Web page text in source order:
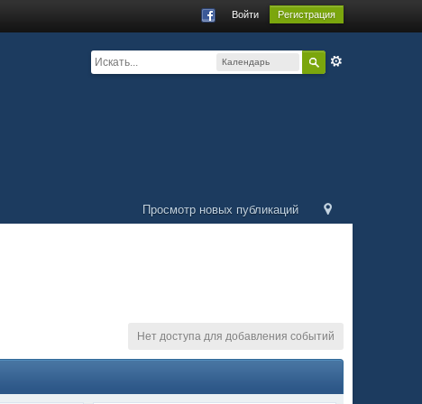
Войти Регистрация
Календарь
Просмотр новых публикаций
Нет доступа для добавления событий